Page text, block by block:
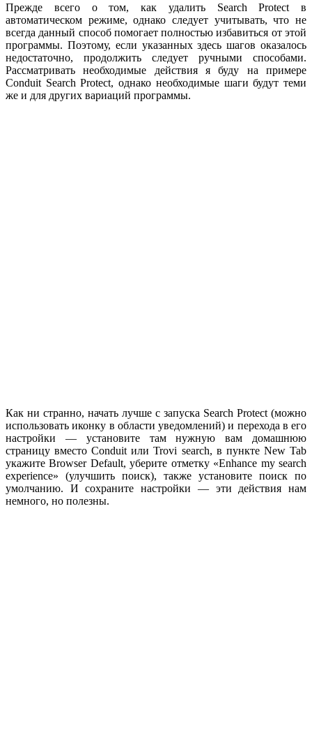
Прежде всего о том, как удалить Search Protect в
автоматическом режиме, однако следует учитывать, что не
всегда данный способ помогает полностью избавиться от этой
программы. Поэтому, если указанных здесь шагов оказалось
недостаточно, продолжить следует ручными способами.
Рассматривать необходимые действия я буду на примере
Conduit Search Protect, однако необходимые шаги будут теми
же и для других вариаций программы.
Как ни странно, начать лучше с запуска Search Protect (можно
использовать иконку в области уведомлений) и перехода в его
настройки — установите там нужную вам домашнюю
страницу вместо Conduit или Trovi search, в пункте New Tab
укажите Browser Default, уберите отметку «Enhance my search
experience» (улучшить поиск), также установите поиск по
умолчанию. И сохраните настройки — эти действия нам
немного, но полезны.